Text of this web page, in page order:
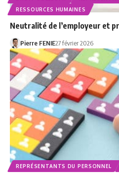
RESSOURCES HUMAINES
Neutralité de l’employeur et
Pierre FENIE27 février 2026
REPRÉSENTANTS DU PERSONNEL